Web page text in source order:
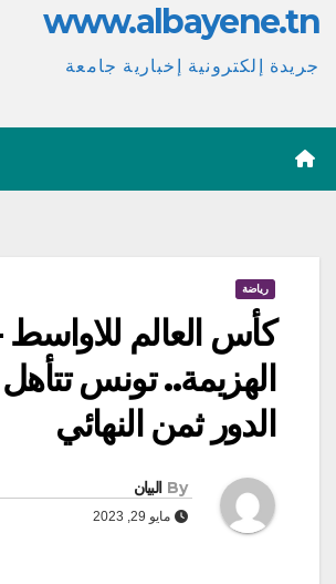
www.albayene.tn
جريدة إلكترونية إخبارية جامعة
رياضة
كأس العالم
الهزيمة.. تونس
الدور ثمن النهائي
By البيان
مايو 29, 2023